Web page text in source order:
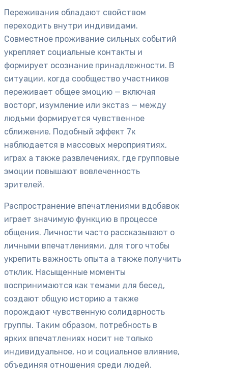
Переживания обладают свойством
переходить внутри индивидами.
Совместное проживание сильных событий
укрепляет социальные контакты и
формирует осознание принадлежности. В
ситуации, когда сообщество участников
переживает общее эмоцию — включая
восторг, изумление или экстаз — между
людьми формируется чувственное
сближение. Подобный эффект 7к
наблюдается в массовых мероприятиях,
играх а также развлечениях, где групповые
эмоции повышают вовлеченность
зрителей.
Распространение впечатлениями вдобавок
играет значимую функцию в процессе
общения. Личности часто рассказывают о
личными впечатлениями, для того чтобы
укрепить важность опыта а также получить
отклик. Насыщенные моменты
воспринимаются как темами для бесед,
создают общую историю а также
порождают чувственную солидарность
группы. Таким образом, потребность в
ярких впечатлениях носит не только
индивидуальное, но и социальное влияние,
объединяя отношения среди людей.